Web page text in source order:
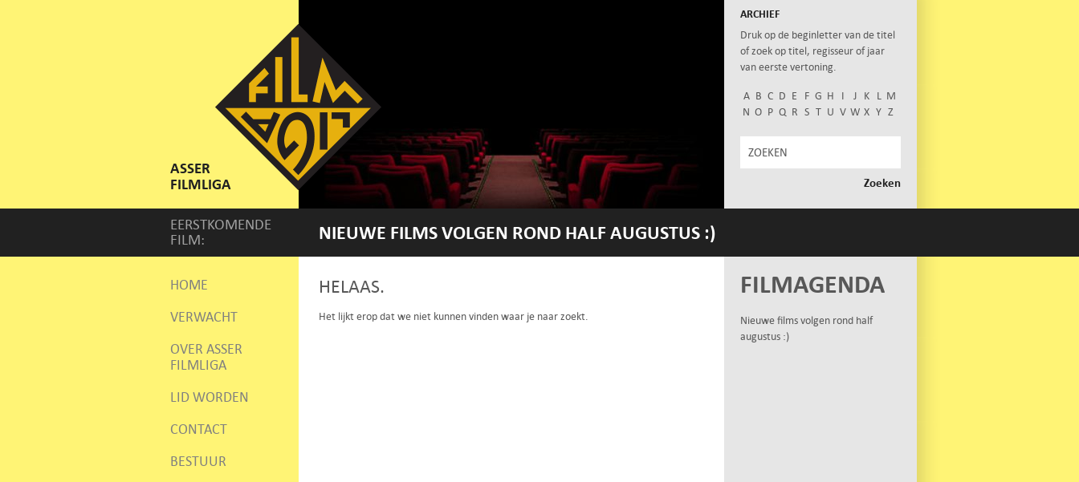
ASSER
FILMLIGA
ARCHIEF
Druk op de beginletter van de titel
of zoek op titel, regisseur of jaar
van eerste vertoning.
A B C D E F G H I J K L M
N O P Q R S T U V W X Y Z
EERSTKOMENDE
FILM:
NIEUWE FILMS VOLGEN ROND HALF AUGUSTUS :)
HOME
VERWACHT
OVER ASSER
FILMLIGA
LID WORDEN
CONTACT
BESTUUR
HELAAS.
Het lijkt erop dat we niet kunnen vinden waar je naar zoekt.
FILMAGENDA
Nieuwe films volgen rond half
augustus :)